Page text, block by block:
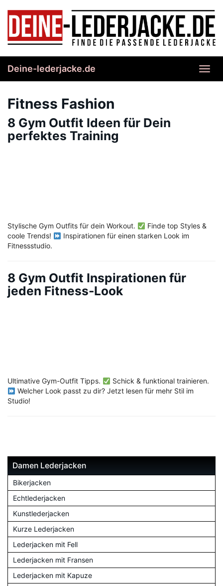
content
Deine-lederjacke.de
Fitness Fashion
8 Gym Outfit Ideen für Dein
perfektes Training
Stylische Gym Outfits für dein Workout.
Finde top Styles &
coole Trends!
Inspirationen für einen starken Look im
Fitnessstudio.
8 Gym Outfit Inspirationen für
jeden Fitness-Look
Ultimative Gym-Outfit Tipps.
Schick & funktional trainieren.
Welcher Look passt zu dir? Jetzt lesen für mehr Stil im
Studio!
Damen Lederjacken
Bikerjacken
Echtlederjacken
Kunstlederjacken
Kurze Lederjacken
Lederjacken mit Fell
Lederjacken mit Fransen
Lederjacken mit Kapuze